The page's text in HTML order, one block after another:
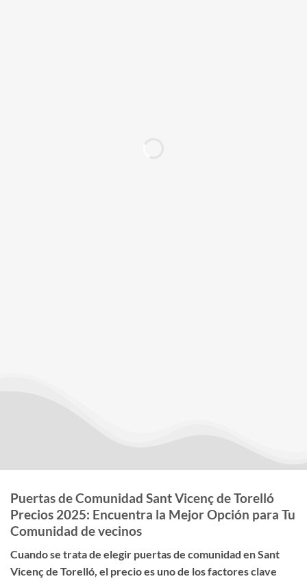
Puertas de Comunidad Sant Vicenç de Torelló
Precios 2025: Encuentra la Mejor Opción para Tu
Comunidad de vecinos
Cuando se trata de elegir puertas de comunidad en Sant
Vicenç de Torelló, el precioes uno de los factores clave